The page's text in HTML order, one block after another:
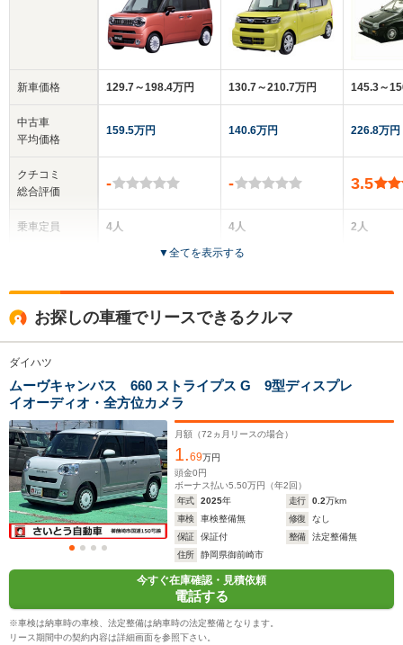
新車価格
中古車
平均価格
クチコミ
総合評価
乗車定員
サイズ
燃費
129.7～198.4万円
159.5万円
-
4人
全高
1.7m
全幅
1.48m
3.4m
ホイールベース
-m
22.5～25.1km/L
└市街地:18.7～
23.0km/L
26.2km/L
└高速道路:23.6～
130.7～210.7万円
140.6万円
-
4人
5ドア
全高
1.76m～1.81m
全幅
3.4m
ホイールベース
18.8～22.7km/L
└市街地:16.7～
20.9km/L
24.3km/L
145.3～
226.8万円
3.5
2人
▼全てを表示する
お探しの車種でリースできるクルマ
ダイハツ
ムーヴキャンバス 660 ストライプス G 9型ディスプレ
イオーディオ・全方位カメラ
月額（72 ヵ月リースの場合）
1.69万円
頭金0円
ボーナス払い5.50万円（年2回）
年式
2025年 走行 0.2万km
車検
車検整備無 修復
なし
保証
保証付 整備
法定整備無
住所
静岡県御前崎市
今すぐ在庫確認・見積依頼
電話する
※車検は納車時の車検、法定整備は納車時の法定整備となります。
リース期間中の契約内容は詳細画面を参照下さい。